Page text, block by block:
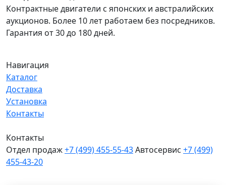
Контрактные двигатели с японских и австралийских
аукционов. Более 10 лет работаем без посредников.
Гарантия от 30 до 180 дней.
Навигация
Каталог
Доставка
Установка
Контакты
Контакты
Отдел продаж+7 (499) 455-55-43Автосервис +7 (499)
455-43-20